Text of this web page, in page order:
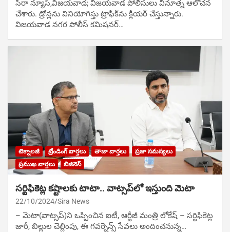
సిరా న్యూస్,విజయవాడ; విజయవాడ పోలీసులు వినూత్న ఆలోచన
చేశారు. డ్రోన్లను వినియోగిస్తు ట్రాఫిక్‌ను క్లియర్ చేస్తున్నారు.
విజయవాడ నగర పోలీస్ కమిషనర్…
టెక్నాలజీ ట్రేండింగ్ వార్తలు తాజా వార్తలు
ప్రజా సమస్యలు
ప్రముఖ వార్తలు
బిజినెస్
స‌ర్టిఫికెట్ల క‌ష్టాల‌కు టాటా.. వాట్స‌ప్‌లో ఇస్తుంది మెటా
22/10/2024 Sira News
– మెటా(వాట్స‌ప్‌)ని ఒప్పించిన ఐటీ, ఆర్టీజీ మంత్రి లోకేష్‌ – స‌ర్టిఫికెట్ల
జారీ, బిల్లుల చెల్లింపు, ఈ గ‌వ‌ర్నెన్స్ సేవ‌లు అందించ‌నున్న…